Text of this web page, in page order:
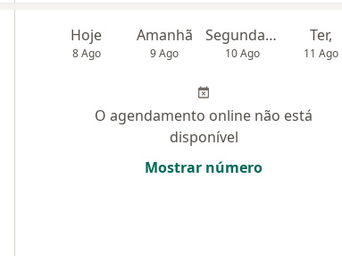
Hoje
8 Ago
Amanhã
9 Ago
Segunda-feira
10 Ago
Ter,
11 Ago
O agendamento online não está
disponível
Mostrar número